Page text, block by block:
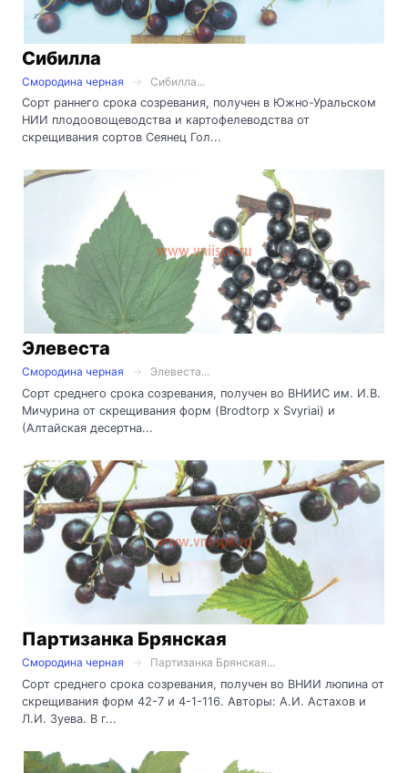
Сибилла
Смородина черная
Сибилла...
Сорт раннего срока созревания, получен в Южно-Уральском
НИИ плодоовощеводства и картофелеводства от
скрещивания сортов Сеянец Гол...
Элевеста
Смородина черная
Элевеста...
Сорт среднего срока созревания, получен во ВНИИС им. И.В.
Мичурина от скрещивания форм (Brodtorp x Svyriai) и
(Алтайская десертна...
Партизанка Брянская
Смородина черная
Партизанка Брянская...
Сорт среднего срока созревания, получен во ВНИИ люпина от
скрещивания форм 42-7 и 4-1-116. Авторы: А.И. Астахов и
Л.И. Зуева. В г...